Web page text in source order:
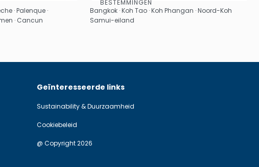
· Palenque ·
· Cancun
Bekijk
BESTEMMINGEN
Bangkok · Koh Tao · Koh Phangan · Noord-Koh
Samui-eiland
Geïnteresseerde links
Sustainability & Duurzaamheid
Cookiebeleid
@ Copyright 2026